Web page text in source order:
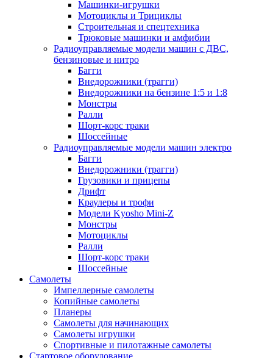
Машинки-игрушки
Мотоциклы и Трициклы
Строительная и спецтехника
Трюковые машинки и амфибии
Радиоуправляемые модели машин с ДВС,
бензиновые и нитро
Багги
Внедорожники (трагги)
Внедорожники на бензине 1:5 и 1:8
Монстры
Ралли
Шорт-корс траки
Шоссейные
Радиоуправляемые модели машин электро
Багги
Внедорожники (трагги)
Грузовики и прицепы
Дрифт
Краулеры и трофи
Модели Kyosho Mini-Z
Монстры
Мотоциклы
Ралли
Шорт-корс траки
Шоссейные
Самолеты
Импеллерные самолеты
Копийные самолеты
Планеры
Самолеты для начинающих
Самолеты игрушки
Спортивные и пилотажные самолеты
Стартовое оборудование